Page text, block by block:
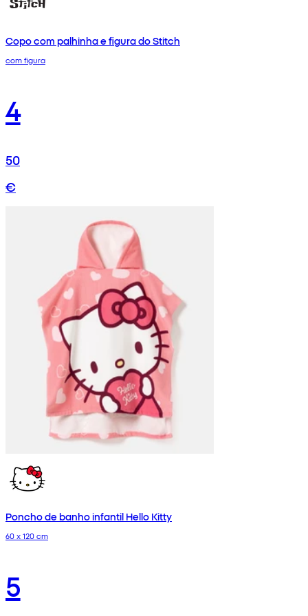
Copo com palhinha e figura do Stitch
com figura
4
50
€
Poncho de banho infantil Hello Kitty
60 x 120 cm
5